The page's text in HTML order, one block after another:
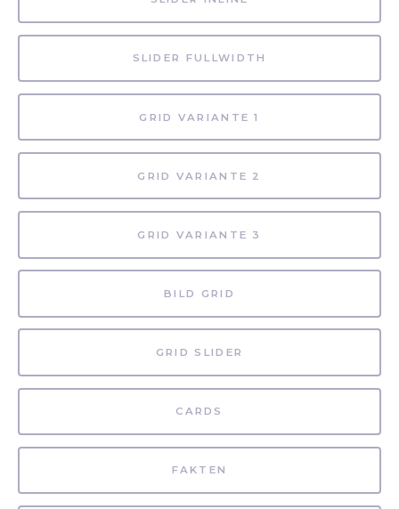
SLIDER FULLWIDTH
GRID VARIANTE 1
GRID VARIANTE 2
GRID VARIANTE 3
BILD GRID
GRID SLIDER
CARDS
FAKTEN